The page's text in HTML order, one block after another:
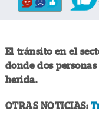
El tránsito en el
donde dos
herida.
OTRAS NOTICIAS: